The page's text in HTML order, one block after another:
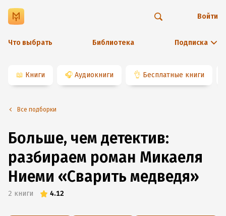
Что выбрать Библиотека Подписка
Войти
📖 Книги 🎧 Аудиокниги 👌 Бесплатные книги
Все подборки
Больше, чем детектив:
разбираем роман Микаеля
Ниеми «Сварить медведя»
2 книги 4.12